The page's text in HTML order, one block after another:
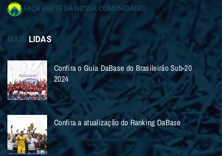
FAÇA PARTE DA NOSSA COMUNIDADE!!
MAIS LIDAS
Confira o Guia DaBase do Brasileirão Sub-20
2024
Confira a atualização do Ranking DaBase